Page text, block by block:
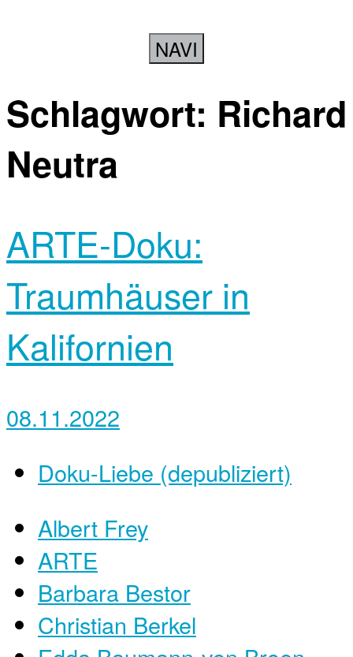
NAVI
Schlagwort: Richard
Neutra
ARTE-Doku:
Traumhäuser in
Kalifornien
08.11.2022
Doku-Liebe (depubliziert)
Albert Frey
ARTE
Barbara Bestor
Christian Berkel